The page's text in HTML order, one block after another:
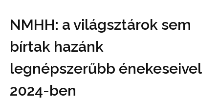
NMHH: a világsztárok sem
bírtak hazánk
legnépszerűbb énekeseivel
2024-ben